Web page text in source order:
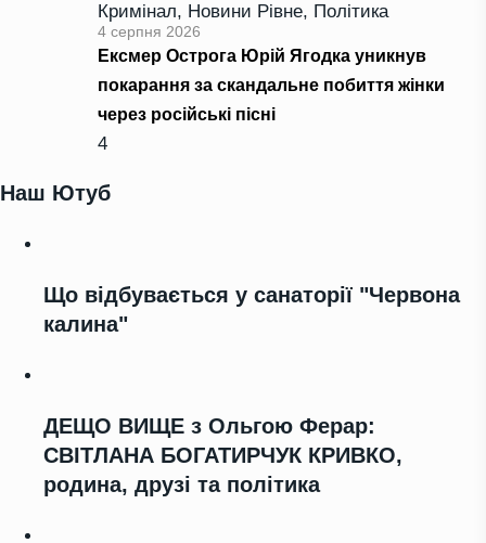
Кримінал, Новини Рівне, Політика
4 серпня 2026
Ексмер Острога Юрій Ягодка уникнув
покарання за скандальне побиття жінки
через російські пісні
4
Наш Ютуб
Що відбувається у санаторії "Червона
калина"
ДЕЩО ВИЩЕ з Ольгою Ферар:
СВІТЛАНА БОГАТИРЧУК КРИВКО,
родина, друзі та політика